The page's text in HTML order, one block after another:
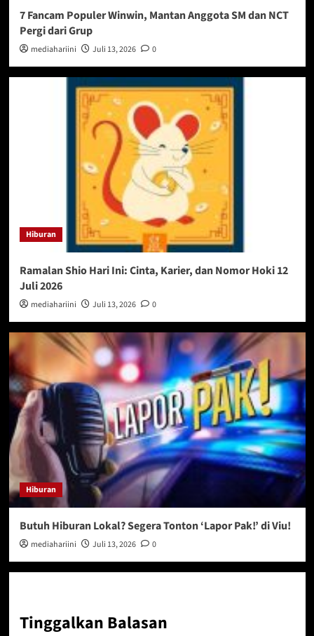
7 Fancam Populer Winwin, Mantan Anggota SM dan NCT
Pergi dari Grup
mediahariini Juli 13, 2026 0
Hiburan
Ramalan Shio Hari Ini: Cinta, Karier, dan Nomor Hoki 12
Juli 2026
mediahariini Juli 13, 2026 0
Hiburan
Butuh Hiburan Lokal? Segera Tonton ‘Lapor Pak!’ di Viu!
mediahariini Juli 13, 2026 0
Tinggalkan Balasan